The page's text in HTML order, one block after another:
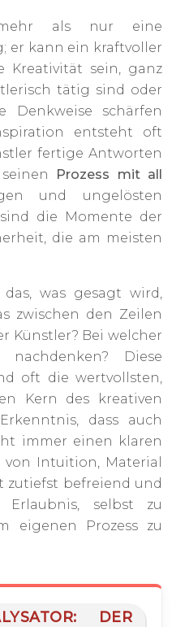
als nur eine
er kann ein kraftvoller
Kreativität sein, ganz
tätig sind oder
Denkweise schärfen
entsteht oft
fertige Antworten
Prozess mit all
und ungelösten
die Momente der
die am meisten
was gesagt wird,
zwischen den Zeilen
Künstler? Bei welcher
Diese
oft die wertvollsten,
Kern des kreativen
dass auch
immer einen klaren
Intuition, Material
zutiefst befreiend und
selbst zu
eigenen Prozess zu
DER